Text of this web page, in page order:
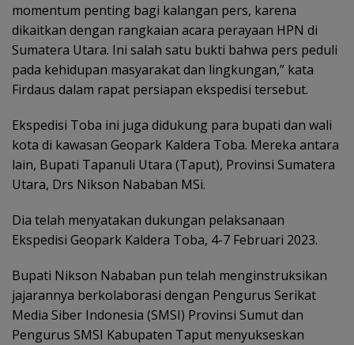
momentum penting bagi kalangan pers, karena
dikaitkan dengan rangkaian acara perayaan HPN di
Sumatera Utara. Ini salah satu bukti bahwa pers peduli
pada kehidupan masyarakat dan lingkungan,” kata
Firdaus dalam rapat persiapan ekspedisi tersebut.
Ekspedisi Toba ini juga didukung para bupati dan wali
kota di kawasan Geopark Kaldera Toba. Mereka antara
lain, Bupati Tapanuli Utara (Taput), Provinsi Sumatera
Utara, Drs Nikson Nababan MSi.
Dia telah menyatakan dukungan pelaksanaan
Ekspedisi Geopark Kaldera Toba, 4-7 Februari 2023.
Bupati Nikson Nababan pun telah menginstruksikan
jajarannya berkolaborasi dengan Pengurus Serikat
Media Siber Indonesia (SMSI) Provinsi Sumut dan
Pengurus SMSI Kabupaten Taput menyukseskan